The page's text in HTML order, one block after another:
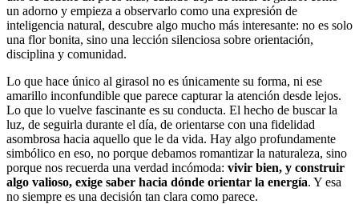
un adorno y empieza a observarlo como una expresión de
inteligencia natural, descubre algo mucho más interesante: no es solo
una flor bonita, sino una lección silenciosa sobre orientación,
disciplina y comunidad.
Lo que hace único al girasol no es únicamente su forma, ni ese
amarillo inconfundible que parece capturar la atención desde lejos.
Lo que lo vuelve fascinante es su conducta. El hecho de buscar la
luz, de seguirla durante el día, de orientarse con una fidelidad
asombrosa hacia aquello que le da vida. Hay algo profundamente
simbólico en eso, no porque debamos romantizar la naturaleza, sino
porque nos recuerda una verdad incómoda: vivir bien, y construir
algo valioso, exige saber hacia dónde orientar la energía. Y esa
no siempre es una decisión tan clara como parece.